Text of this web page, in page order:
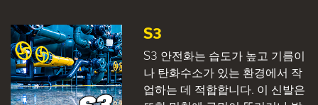
S3
S3 안전화는 습도가 높고 기름이
나 탄화수소가 있는 환경에서 작
업하는 데 적합합니다. 이 신발은